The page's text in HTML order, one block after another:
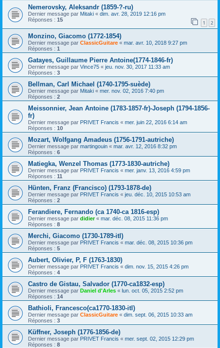
Nemerovsky, Aleksandr (1859-?-ru)
Dernier message par Mitaki « dim. avr. 28, 2019 12:16 pm
Réponses : 15 1 2
Monzino, Giacomo (1772-1854)
Dernier message par ClassicGuitare « mar. avr. 10, 2018 9:27 pm
Réponses : 1
Gatayes, Guillaume Pierre Antoine(1774-1846-fr)
Dernier message par Vince75 « jeu. nov. 30, 2017 11:33 am
Réponses : 3
Bellman, Carl Michael (1740-1795-suède)
Dernier message par Mitaki « mer. nov. 02, 2016 7:40 pm
Réponses : 2
Meissonnier, Jean Antoine (1783-1857-fr)-Joseph (1794-1856-
fr)
Dernier message par PRIVET Francis « mer. juin 22, 2016 6:14 am
Réponses : 10
Mozart, Wolfgang Amadeus (1756-1791-autriche)
Dernier message par martingouin « mar. avr. 12, 2016 8:32 pm
Réponses : 6
Matiegka, Wenzel Thomas (1773-1830-autriche)
Dernier message par PRIVET Francis « mer. janv. 13, 2016 4:59 pm
Réponses : 11
Hünten, Franz (Francisco) (1793-1878-de)
Dernier message par PRIVET Francis « jeu. déc. 10, 2015 10:53 am
Réponses : 2
Ferandiere, Fernando (ca 1740-ca 1816-esp)
Dernier message par didier« mar. déc. 08, 2015 11:36 pm
Réponses : 8
Merchi, Giacomo (1730-1789-itl)
Dernier message par PRIVET Francis « mar. déc. 08, 2015 10:36 pm
Réponses : 5
Aubert, Olivier, P, F (1763-1830)
Dernier message par PRIVET Francis « dim. nov. 15, 2015 4:26 pm
Réponses : 4
Castro de Gistau, Salvador (1770-ca1832-esp)
Dernier message par Daniel d'Arles « lun. oct. 05, 2015 2:52 pm
Réponses : 14
Bathioli, Francesco(ca1770-1830-itl)
Dernier message par ClassicGuitare « dim. sept. 06, 2015 10:33 am
Réponses : 3
Küffner, Joseph (1776-1856-de)
Dernier message par PRIVET Francis « mer. sept. 02, 2015 12:29 pm
Réponses : 8